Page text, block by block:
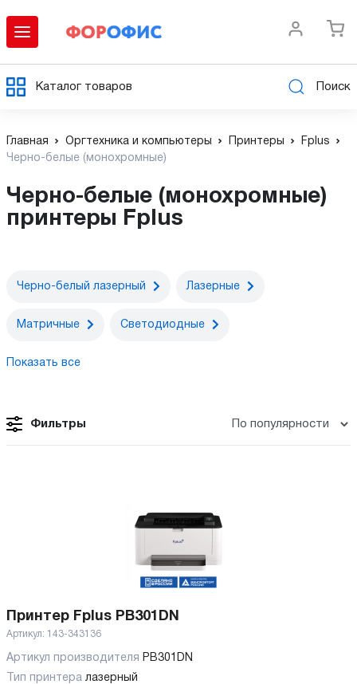
Каталог товаров Поиск
Главная Оргтехника и компьютеры Принтеры
Fplus
Черно-белые (монохромные)
Черно-белые (монохромные)
принтеры Fplus
Черно-белый лазерный Лазерные
Матричные Светодиодные
Показать все
Фильтры
Принтер Fplus PB301DN
Артикул: 143-343136
Артикул производителя PB301DN
Тип принтера лазерный